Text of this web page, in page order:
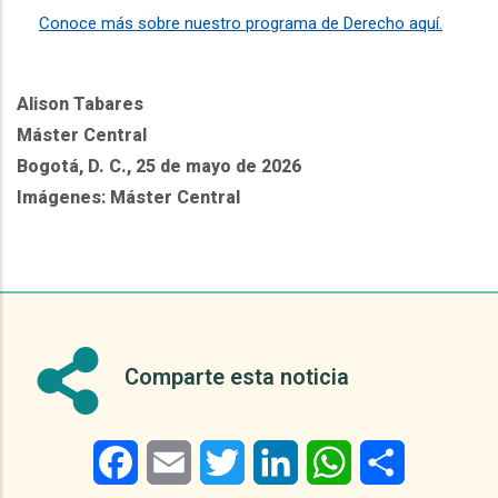
Conoce más sobre nuestro programa de Derecho aquí.
Alison Tabares
Máster Central
Bogotá, D. C., 25 de mayo de 2026
Imágenes: Máster Central
Comparte esta noticia
FacebookEmail Twitter LinkedIn WhatsApp